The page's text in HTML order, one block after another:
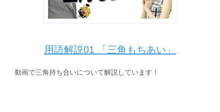
用語解説01 「三角もちあい」
動画で三角持ち合いについて解説しています！